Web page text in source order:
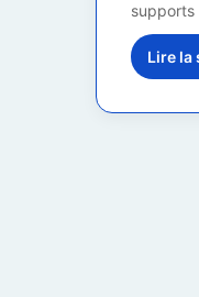
supports
Lire la